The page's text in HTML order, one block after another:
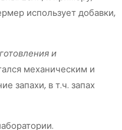
использует добавки,
и
механическим и
запахи, в т.ч. запах